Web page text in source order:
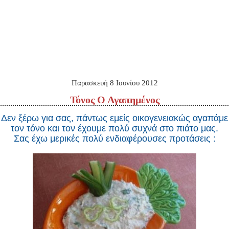
Παρασκευή 8 Ιουνίου 2012
Τόνος Ο Αγαπημένος
Δεν ξέρω για σας, πάντως εμείς οικογενειακώς αγαπάμε
τον τόνο και τον έχουμε πολύ συχνά στο πιάτο μας.
Σας έχω μερικές πολύ ενδιαφέρουσες προτάσεις :